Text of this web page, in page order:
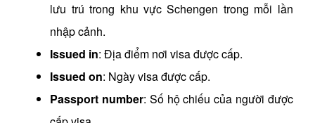
lưu trú trong khu vực Schengen trong mỗi lần
nhập cảnh.
Issued in: Địa điểm nơi visa được cấp.
Issued on: Ngày visa được cấp.
Passport number: Số hộ chiếu của người được